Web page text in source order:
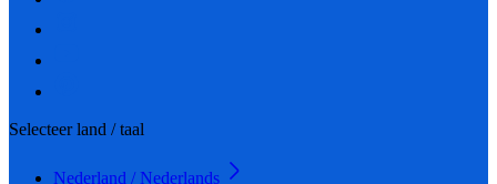
Selecteer land / taal
Nederland / Nederlands